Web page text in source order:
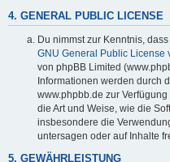
4. GENERAL PUBLIC LICENSE
Du nimmst zur Kenntnis,
GNU General Public License
von phpBB Limited
Informationen werden durch
www.phpbb.de zur
die Art und Weise, wie die
insbesondere die
untersagen oder auf Inhalte
5. GEWÄHRLEISTUNG